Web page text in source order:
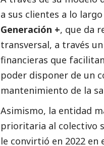
a sus clientes a lo
Generación +, que da
transversal, a través
financieras que
poder disponer de un
mantenimiento de la
Asimismo, la entidad
prioritaria al colectivo
le convirtió en 2022 en